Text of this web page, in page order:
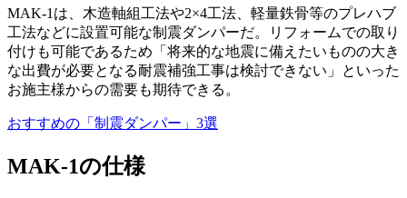
MAK-1は、木造軸組工法や2×4工法、軽量鉄骨等のプレハブ
工法などに設置可能な制震ダンパーだ。リフォームでの取り
付けも可能であるため「将来的な地震に備えたいものの大き
な出費が必要となる耐震補強工事は検討できない」といった
お施主様からの需要も期待できる。
おすすめの「制震ダンパー」3選
MAK-1の仕様